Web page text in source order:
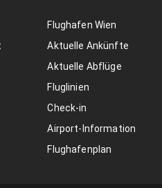
Flughafen Wien
Aktuelle Ankünfte
Aktuelle Abflüge
Fluglinien
Check-in
Airport-Information
Flughafenplan